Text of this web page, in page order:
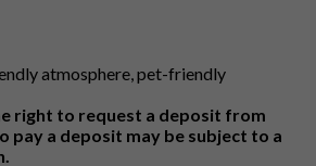
atmosphere, pet-friendly
right to request a deposit from
pay a deposit may be subject to a